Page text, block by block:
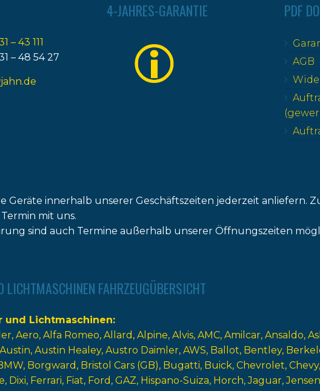
– 43 111
– 48 54 27
4-JAHRES-GARANTIE PDF
AGB
Geräte innerhalb unserer Geschäftszeiten jederzeit anliefern.
mit uns.
sind auch Termine außerhalb unserer Öffnungszeiten
LICHTMASCHINEN FAHRZEUGÜBERSICHT
und Lichtmaschinen
Aero Alfa Romeo Allard Alpine Alvis AMC Amilcar Ansaldo
Austin Austin Healey Austro Daimler AWS Ballot Bentley
Borgward Bristol Cars (GB) Bugatti Buick Chevrolet Chevy
Dixi Ferrari Fiat Ford GAZ Hispano-Suiza Horch Jaguar Jensen